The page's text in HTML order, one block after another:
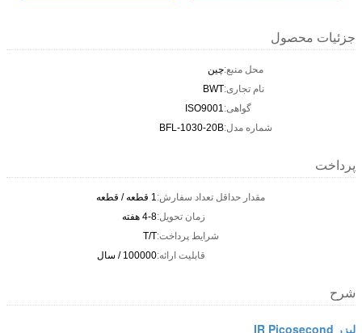
جزئیات محصول
محل منبع:چين
نام تجاری:BWT
گواهی:ISO9001
شماره مدل:BFL-1030-20B
پرداخت
مقدار حداقل تعداد سفارش:1 قطعه / قطعه
زمان تحویل:4-8 هفته
شرایط پرداخت:T/T
قابلیت ارائه:100000 / سال
شرح
لیزر IR Picosecond